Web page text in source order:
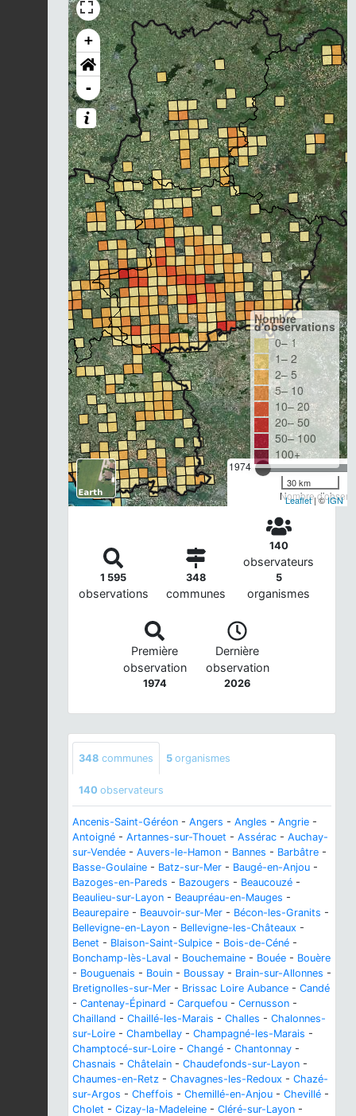
+
-
1974
Nombre
Nombre
d'observations
0– 1
1– 2
2– 5
5– 10
10– 20
20– 50
50– 100
100+
30 km
Leaflet| ©IGN
1 595
observations
348
communes
140
observateurs
5
organismes
Première
observation
1974
Dernière
observation
2026
348 communes 5 organismes
140 observateurs
Ancenis-Saint-Géréon - Angers - Angles - Angrie -
Antoigné - Artannes-sur-Thouet - Assérac - Auchay-
sur-Vendée - Auvers-le-Hamon - Bannes - Barbâtre -
Basse-Goulaine - Batz-sur-Mer - Baugé-en-Anjou -
Bazoges-en-Pareds - Bazougers - Beaucouzé -
Beaulieu-sur-Layon - Beaupréau-en-Mauges -
Beaurepaire - Beauvoir-sur-Mer - Bécon-les-Granits -
Bellevigne-en-Layon - Bellevigne-les-Châteaux -
Benet - Blaison-Saint-Sulpice - Bois-de-Céné -
Bonchamp-lès-Laval - Bouchemaine - Bouée - Bouère
- Bouguenais - Bouin - Boussay - Brain-sur-Allonnes -
Bretignolles-sur-Mer - Brissac Loire Aubance - Candé
- Cantenay-Épinard - Carquefou - Cernusson -
Chailland - Chaillé-les-Marais - Challes - Chalonnes-
sur-Loire - Chambellay - Champagné-les-Marais -
Champtocé-sur-Loire - Changé - Chantonnay -
Chasnais - Châtelain - Chaudefonds-sur-Layon -
Chaumes-en-Retz - Chavagnes-les-Redoux - Chazé-
sur-Argos - Cheffois - Chemillé-en-Anjou - Chevillé -
Cholet - Cizay-la-Madeleine - Cléré-sur-Layon -